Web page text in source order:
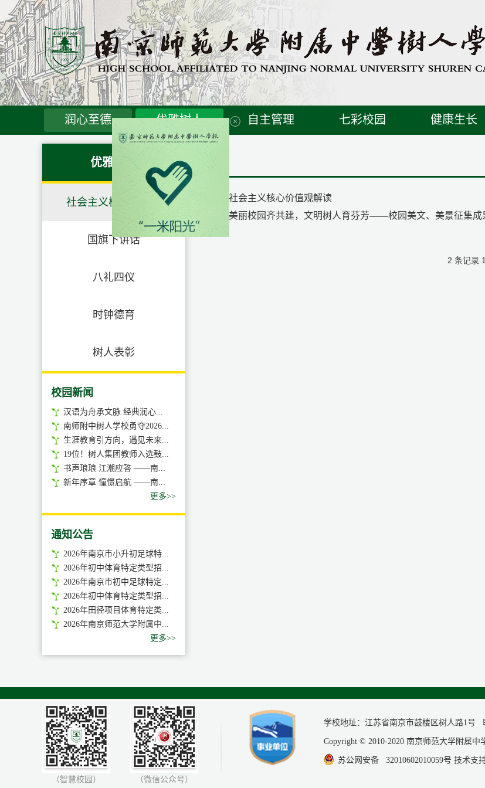
润心至德 优雅树人 自主管理 七彩校园 健康生长
优雅树人
社会主义核心价值观
国旗下讲话
八礼四仪
时钟德育
树人表彰
校园新闻
汉语为舟承文脉 经典润心...
南师附中树人学校勇夺2026...
生涯教育引方向，遇见未来...
19位！树人集团教师入选鼓...
书声琅琅 江潮应答 ——南...
新年序章 憧憬启航 ——南...
更多>>
通知公告
2026年南京市小升初足球特...
2026年初中体育特定类型招...
2026年南京市初中足球特定...
2026年初中体育特定类型招...
2026年田径项目体育特定类...
2026年南京师范大学附属中...
更多>>
社会主义核心价值观解读
美丽校园齐共建，文明树人育芬芳——校园美文、美景征集成
2 条记录
（智慧校园） （微信公众号）
学校地址：江苏省南京市鼓楼区树人路1号
Copyright © 2010-2020 南京师范大学附属
苏公网安备 32010602010059号 技术支持